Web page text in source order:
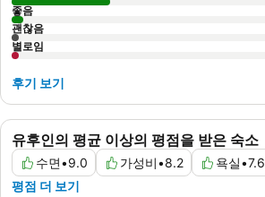
유후인의 평균 이상의 평점을 받은 숙소
수면•9.0 가성비•8.2 욕실•7.6
평점 더 보기
좋음
괜찮음
별로임
후기 보기